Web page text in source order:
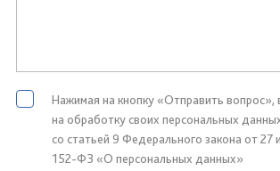
Нажимая на кнопку «Отправить вопрос»,
на обработку своих персональных
со статьей 9 Федерального закона от
152-ФЗ «О персональных данных»